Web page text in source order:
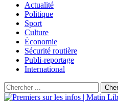
Actualité
Politique
Sport
Culture
Économie
Sécurité routière
Publi-reportage
International